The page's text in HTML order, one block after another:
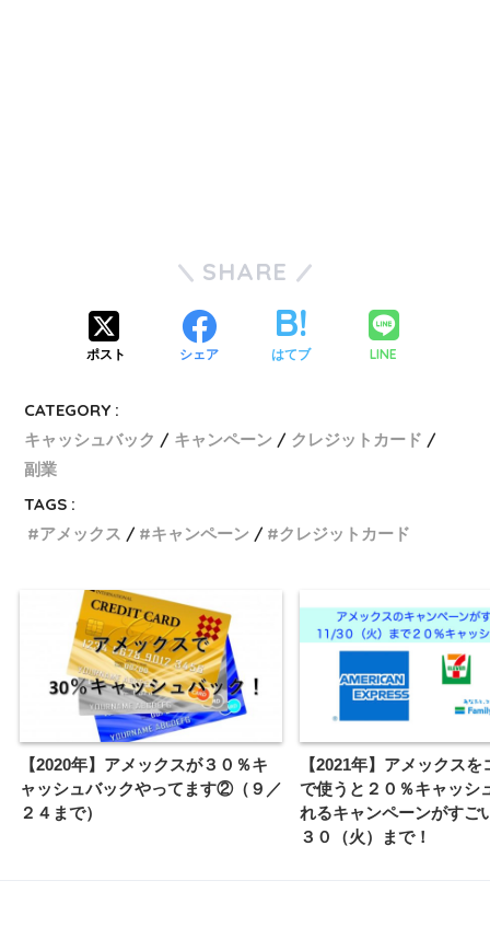
SHARE
ポスト シェア はてブ LINE
CATEGORY :
キャッシュバック
キャンペーン
クレジットカード
副業
TAGS :
アメックス
キャンペーン クレジットカード
【2020年】アメックスが３０％キ
ャッシュバックやってます②（９／
２４まで）
【2021年】アメックスを
で使うと２０％キャッシ
れるキャンペーンがすご
３０（火）まで！